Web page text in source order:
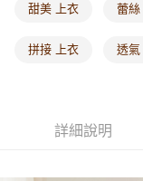
海外配送-港/澳/新/馬/
海外配送-其他亞洲地
甜美 上衣 蕾絲
拼接 上衣 透氣
詳細說明